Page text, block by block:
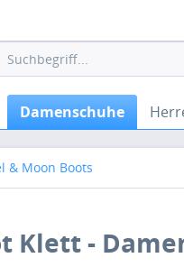
Damenschuhe
& Moon Boots
Klett -